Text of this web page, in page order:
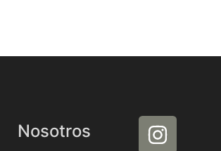
Nosotros